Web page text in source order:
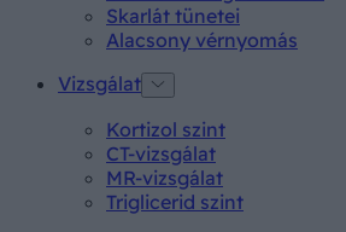
Skarlát tünetei
Alacsony vérnyomás
Vizsgálat
Kortizol szint
CT-vizsgálat
MR-vizsgálat
Triglicerid szint